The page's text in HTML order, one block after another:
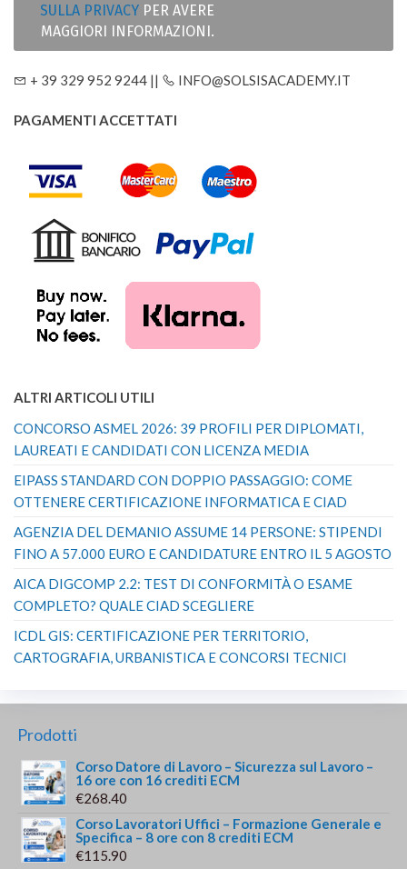
SULLA PRIVACY PER AVERE
MAGGIORI INFORMAZIONI.
+ 39 329 952 9244 || INFO@SOLSISACADEMY.IT
PAGAMENTI ACCETTATI
ALTRI ARTICOLI UTILI
CONCORSO ASMEL 2026: 39 PROFILI PER DIPLOMATI,
LAUREATI E CANDIDATI CON LICENZA MEDIA
EIPASS STANDARD CON DOPPIO PASSAGGIO: COME
OTTENERE CERTIFICAZIONE INFORMATICA E CIAD
AGENZIA DEL DEMANIO ASSUME 14 PERSONE: STIPENDI
FINO A 57.000 EURO E CANDIDATURE ENTRO IL 5 AGOSTO
AICA DIGCOMP 2.2: TEST DI CONFORMITÀ O ESAME
COMPLETO? QUALE CIAD SCEGLIERE
ICDL GIS: CERTIFICAZIONE PER TERRITORIO,
CARTOGRAFIA, URBANISTICA E CONCORSI TECNICI
Prodotti
Corso Datore di Lavoro – Sicurezza sul Lavoro –
16 ore con 16 crediti ECM
€268.40
Corso Lavoratori Uffici – Formazione Generale e
Specifica – 8 ore con 8 crediti ECM
€115.90